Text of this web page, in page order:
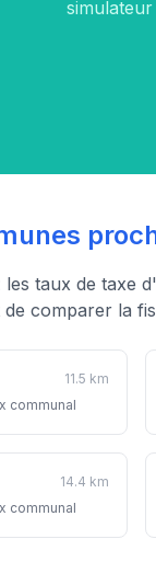
taux de taxe
comparer la
11.5 km
communal
14.4 km
communal